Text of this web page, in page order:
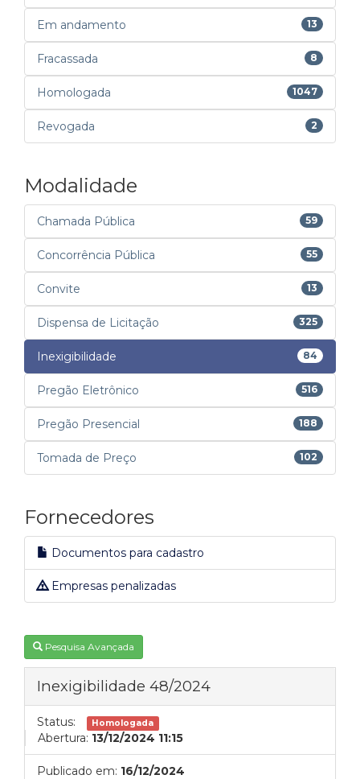
Em andamento 13
Fracassada 8
Homologada 1047
Revogada 2
Modalidade
Chamada Pública 59
Concorrência Pública 55
Convite 13
Dispensa de Licitação 325
Inexigibilidade 84
Pregão Eletrônico 516
Pregão Presencial 188
Tomada de Preço 102
Fornecedores
Documentos para cadastro
Empresas penalizadas
Pesquisa Avançada
Inexigibilidade 48/2024
Status: Homologada
Abertura: 13/12/2024 11:15
Publicado em: 16/12/2024